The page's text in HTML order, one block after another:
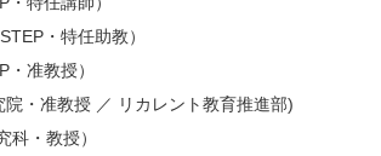
・特任助教）
准教授）
院・准教授 ／ リカレント教育推進部)
科・教授）